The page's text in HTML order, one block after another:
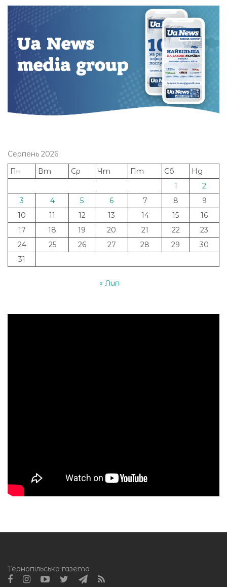
Серпень 2026
Пн
Вт Ср Чт Пт Сб
Нд
1
2
3
4 5 6 7 8
9
10
11 12 13 14 15
16
17
18 19 20 21 22
23
24
25 26 27 28 29
30
31
« Лип
Тернопільська газета